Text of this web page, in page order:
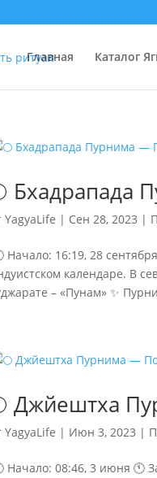
Главная Каталог
Бхадрапада
YagyaLife | Сен 28, 2023 |
Начало: 16:19, 28
календаре. В
– «Пунам» ✨
Джйештха
YagyaLife | Июн 3, 2023 |
Начало: 08:46, 3 июня 🕚